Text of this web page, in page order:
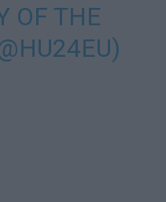
OF THE